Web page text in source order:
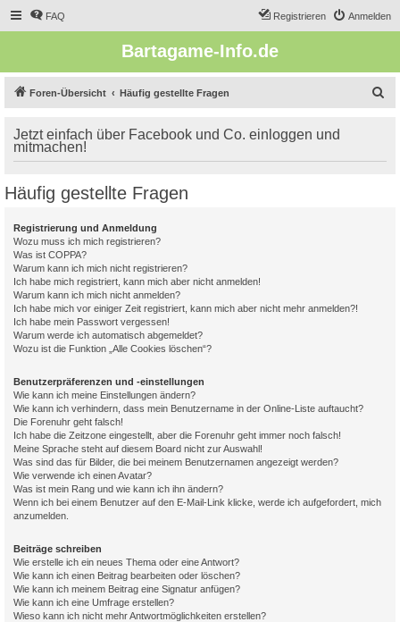
FAQ Anmelden
Registrieren
Bartagame-Info.de
Foren-Übersicht Häufig gestellte Fragen
Jetzt einfach über Facebook und Co. einloggen und
mitmachen!
Häufig gestellte Fragen
Registrierung und Anmeldung
Wozu muss ich mich registrieren?
Was ist COPPA?
Warum kann ich mich nicht registrieren?
Ich habe mich registriert, kann mich aber nicht anmelden!
Warum kann ich mich nicht anmelden?
Ich habe mich vor einiger Zeit registriert, kann mich aber nicht mehr anmelden?!
Ich habe mein Passwort vergessen!
Warum werde ich automatisch abgemeldet?
Wozu ist die Funktion „Alle Cookies löschen“?
Benutzerpräferenzen und -einstellungen
Wie kann ich meine Einstellungen ändern?
Wie kann ich verhindern, dass mein Benutzername in der Online-Liste auftaucht?
Die Forenuhr geht falsch!
Ich habe die Zeitzone eingestellt, aber die Forenuhr geht immer noch falsch!
Meine Sprache steht auf diesem Board nicht zur Auswahl!
Was sind das für Bilder, die bei meinem Benutzernamen angezeigt werden?
Wie verwende ich einen Avatar?
Was ist mein Rang und wie kann ich ihn ändern?
Wenn ich bei einem Benutzer auf den E-Mail-Link klicke, werde ich aufgefordert, mich
anzumelden.
Beiträge schreiben
Wie erstelle ich ein neues Thema oder eine Antwort?
Wie kann ich einen Beitrag bearbeiten oder löschen?
Wie kann ich meinem Beitrag eine Signatur anfügen?
Wie kann ich eine Umfrage erstellen?
Wieso kann ich nicht mehr Antwortmöglichkeiten erstellen?